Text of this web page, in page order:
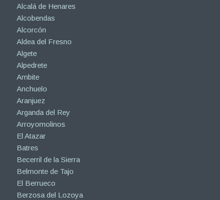
Alcalá de Henares
Alcobendas
Alcorcón
Aldea del Fresno
Algete
Alpedrete
Ambite
Anchuelo
Aranjuez
Arganda del Rey
Arroyomolinos
El Atazar
Batres
Becerril de la Sierra
Belmonte de Tajo
El Berrueco
Berzosa del Lozoya